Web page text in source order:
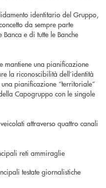
identitario del Gruppo,
da sempre parte
e di tutte le Banche
mantiene una pianificazione
la riconoscibilità dell’identità
pianificazione “territoriale”
Capogruppo con le singole
attraverso quattro canali
reti ammiraglie
testate giornalistiche